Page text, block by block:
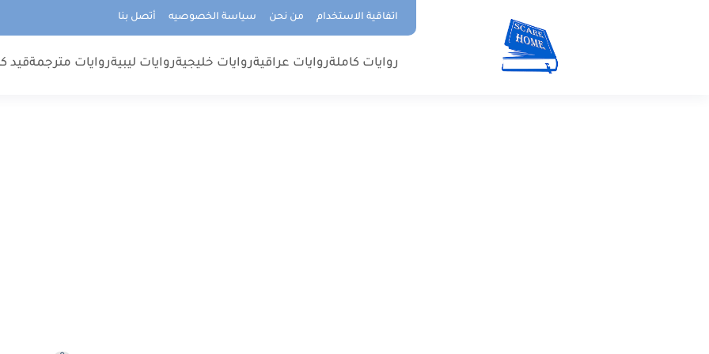
اتفاقية الاستخدام من نحن سياسة الخصوصيه أتصل بنا
روايات كاملةروايات عراقيةروايات خليجيةروايات ليبيةروايات مترجمةقيد